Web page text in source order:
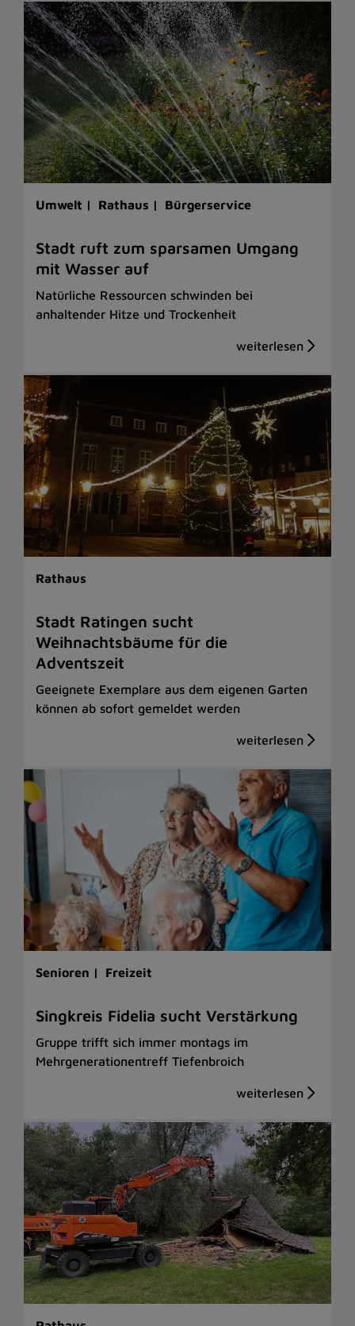
Umwelt | Rathaus | Bürgerservice
Stadt ruft zum sparsamen Umgang
mit Wasser auf
Natürliche Ressourcen schwinden bei
anhaltender Hitze und Trockenheit
Rathaus
Stadt Ratingen sucht
Weihnachtsbäume für die
Adventszeit
Geeignete Exemplare aus dem eigenen Garten
können ab sofort gemeldet werden
Senioren | Freizeit
Singkreis Fidelia sucht Verstärkung
Gruppe trifft sich immer montags im
Mehrgenerationentreff Tiefenbroich